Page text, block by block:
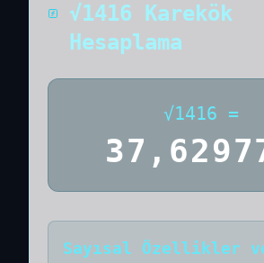
√1416 Karekök
Hesaplama
√1416 =
Sayısal Özellikler